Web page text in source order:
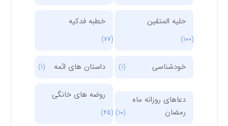
حلیه المتقین خطبه فدکیه
خودشناسی داستان های ائمه
دعاهای روزانه ماه
رمضان
روضه های خانگی
(45)